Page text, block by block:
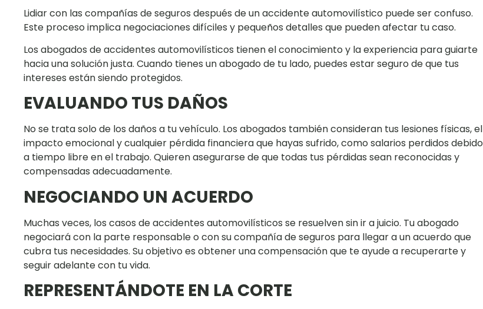
Lidiar con las compañías de seguros después de un accidente automovilístico puede ser confuso.
Este proceso implica negociaciones difíciles y pequeños detalles que pueden afectar tu caso.
Los abogados de accidentes automovilísticos tienen el conocimiento y la experiencia para guiarte
hacia una solución justa. Cuando tienes un abogado de tu lado, puedes estar seguro de que tus
intereses están siendo protegidos.
EVALUANDO TUS DAÑOS
No se trata solo de los daños a tu vehículo. Los abogados también consideran tus lesiones físicas, el
impacto emocional y cualquier pérdida financiera que hayas sufrido, como salarios perdidos debido
a tiempo libre en el trabajo. Quieren asegurarse de que todas tus pérdidas sean reconocidas y
compensadas adecuadamente.
NEGOCIANDO UN ACUERDO
Muchas veces, los casos de accidentes automovilísticos se resuelven sin ir a juicio. Tu abogado
negociará con la parte responsable o con su compañía de seguros para llegar a un acuerdo que
cubra tus necesidades. Su objetivo es obtener una compensación que te ayude a recuperarte y
seguir adelante con tu vida.
REPRESENTÁNDOTE EN LA CORTE